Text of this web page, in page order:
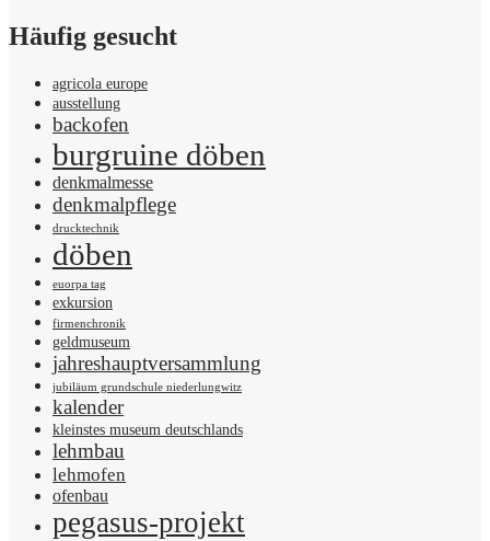
Häufig gesucht
agricola europe
ausstellung
backofen
burgruine döben
denkmalmesse
denkmalpflege
drucktechnik
döben
euorpa tag
exkursion
firmenchronik
geldmuseum
jahreshauptversammlung
jubiläum grundschule niederlungwitz
kalender
kleinstes museum deutschlands
lehmbau
lehmofen
ofenbau
pegasus-projekt